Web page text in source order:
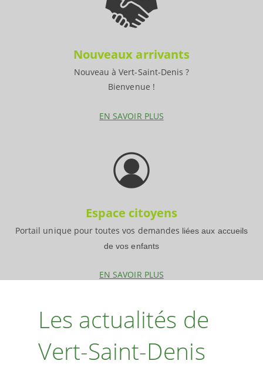
Nouveaux arrivants
Nouveau à Vert-Saint-Denis ?
Bienvenue !
EN SAVOIR PLUS
Espace citoyens
Portail unique pour toutes vos demandes liées aux accueils
de vos enfants
EN SAVOIR PLUS
Les actualités de
Vert-Saint-Denis